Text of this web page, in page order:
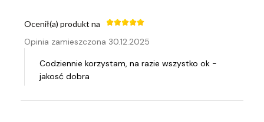
Ocenił(a) produkt na
Opinia zamieszczona 30.12.2025
Codziennie korzystam, na razie wszystko ok -
jakosć dobra